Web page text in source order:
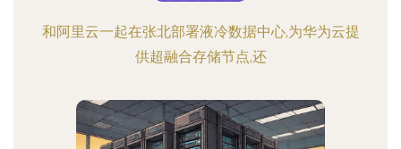
和阿里云一起在张北部署液冷数据中心,为华为云提
供超融合存储节点,还